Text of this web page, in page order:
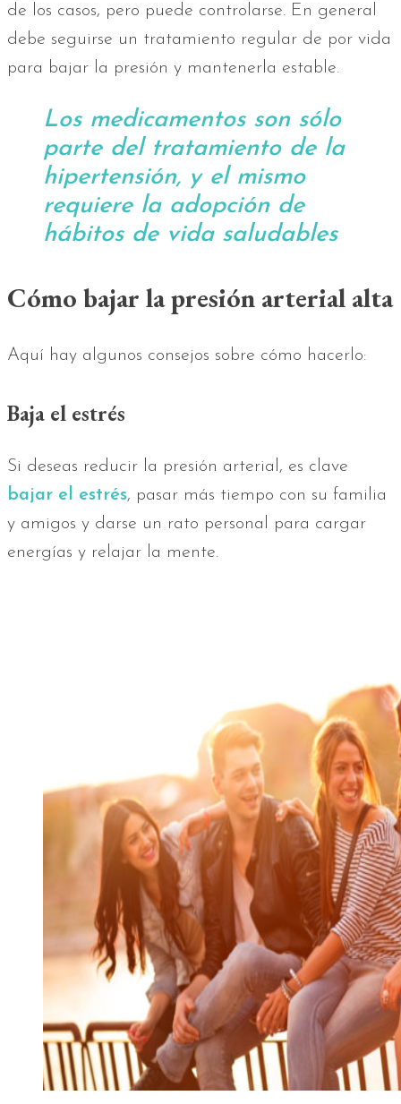
de los casos, pero puede controlarse. En general
debe seguirse un tratamiento regular de por vida
para bajar la presión y mantenerla estable.
Los medicamentos son sólo
parte del tratamiento de la
hipertensión, y el mismo
requiere la adopción de
hábitos de vida saludables
Cómo bajar la presión arterial alta
Aquí hay algunos consejos sobre cómo hacerlo:
Baja el estrés
Si deseas reducir la presión arterial, es clave
bajar el estrés, pasar más tiempo con su familia
y amigos y darse un rato personal para cargar
energías y relajar la mente.